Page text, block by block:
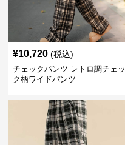
¥10,720 (税込)
チェックパンツ レトロ調チェッ
ク柄ワイドパンツ